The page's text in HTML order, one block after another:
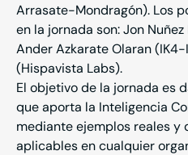
Arrasate-Mondragón). Los
en la jornada son: Jon
Ander Azkarate Olaran (IK4-
(Hispavista Labs).
El objetivo de la jornada es
que aporta la Inteligencia
mediante ejemplos reales y
aplicables en cualquier